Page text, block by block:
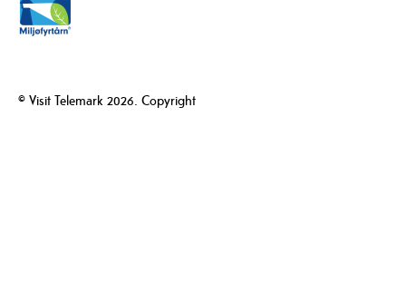
© Visit Telemark 2026. Copyright